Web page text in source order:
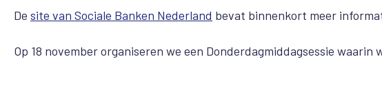
De site van Sociale Banken Nederland bevat binnenkort meer
Op 18 november organiseren we een Donderdagmiddagsessie